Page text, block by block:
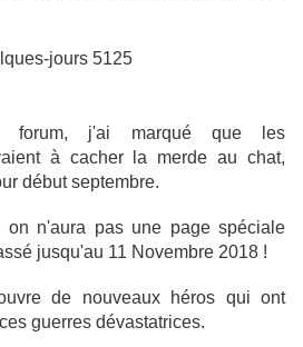
j'ai marqué que les
à cacher la merde au chat,
début septembre.
on n'aura pas une page spéciale
jusqu'au 11 Novembre 2018 !
de nouveaux héros qui ont
guerres dévastatrices.